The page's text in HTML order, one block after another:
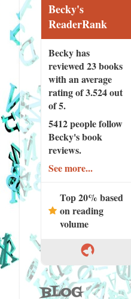
Becky's
ReaderRank
Becky has
reviewed23 books
with an average
rating of 3.524 out
of 5.
5412 peoplefollow
Becky's book
reviews.
See more...
Top 20% based
on reading
volume
BLOG